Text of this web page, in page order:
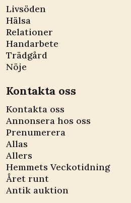
Livsöden
Hälsa
Relationer
Handarbete
Trädgård
Nöje
Kontakta oss
Kontakta oss
Annonsera hos oss
Prenumerera
Allas
Allers
Hemmets Veckotidning
Året runt
Antik auktion